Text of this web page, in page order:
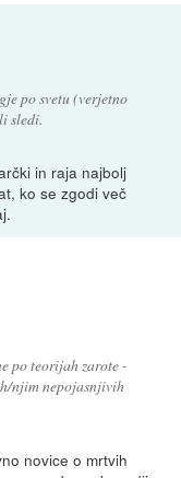
po svetu (verjetno
sledi.
in raja najbolj
ko se zgodi več
po teorijah zarote -
njim nepojasnjivih
novice o mrtvih